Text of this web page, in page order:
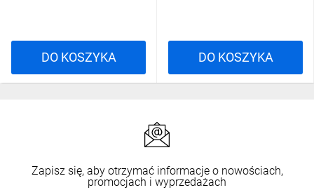
DO KOSZYKA DO KOSZYKA
Zapisz się, aby otrzymać informacje o nowościach,
promocjach i wyprzedażach